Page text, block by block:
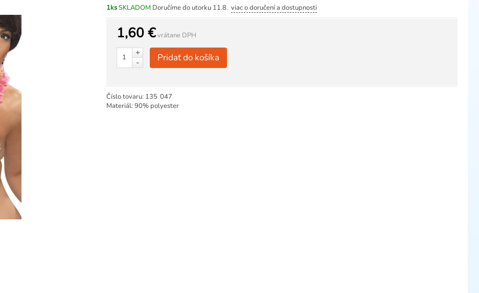
1ksSKLADOM Doručíme do utorku 11.8.viac o doručení a dostupnosti
1,60 €vrátane DPH
+
-
Pridať do košíka
Číslo tovaru: 135 047
Materiál: 90% polyester